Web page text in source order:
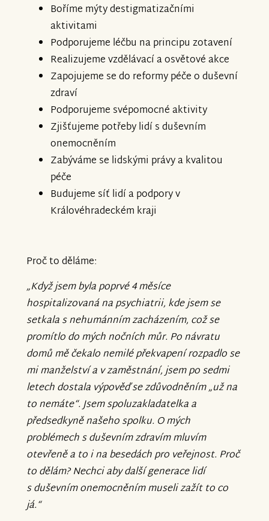
Boříme mýty destigmatizačními
aktivitami
Podporujeme léčbu na principu zotavení
Realizujeme vzdělávací a osvětové akce
Zapojujeme se do reformy péče o duševní
zdraví
Podporujeme svépomocné aktivity
Zjišťujeme potřeby lidí s duševním
onemocněním
Zabýváme se lidskými právy a kvalitou
péče
Budujeme síť lidí a podpory v
Královéhradeckém kraji
Proč to děláme:
„Když jsem byla poprvé 4 měsíce
hospitalizovaná na psychiatrii, kde jsem se
setkala s nehumánním zacházením, což se
promítlo do mých nočních můr. Po návratu
domů mě čekalo nemilé překvapení rozpadlo se
mi manželství a v zaměstnání, jsem po sedmi
letech dostala výpověď se zdůvodněním „už na
to nemáte“. Jsem spoluzakladatelka a
předsedkyně našeho spolku. O mých
problémech s duševním zdravím mluvím
otevřeně a to i na besedách pro veřejnost. Proč
to dělám? Nechci aby další generace lidí
s duševním onemocněním museli zažít to co
já.“